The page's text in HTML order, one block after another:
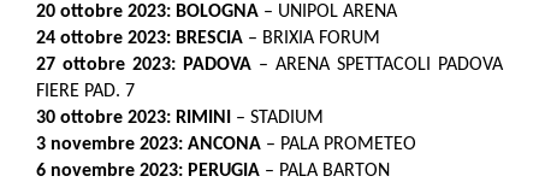
20 ottobre 2023: BOLOGNA – UNIPOL ARENA
24 ottobre 2023: BRESCIA – BRIXIA FORUM
27 ottobre 2023: PADOVA – ARENA SPETTACOLI PADOVA
FIERE PAD. 7
30 ottobre 2023: RIMINI – STADIUM
3 novembre 2023: ANCONA – PALA PROMETEO
6 novembre 2023: PERUGIA – PALA BARTON